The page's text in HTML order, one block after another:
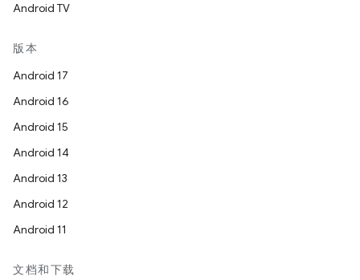
Android TV
版本
Android 17
Android 16
Android 15
Android 14
Android 13
Android 12
Android 11
文档和下载